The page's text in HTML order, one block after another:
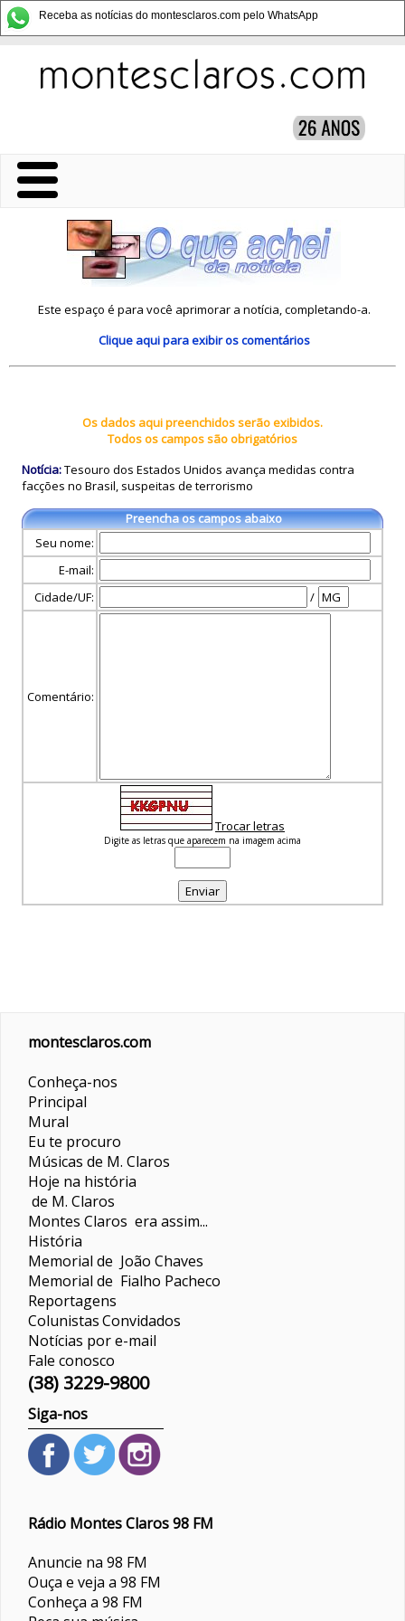
Receba as notícias do montesclaros.com pelo WhatsApp
Este espaço é para você aprimorar a notícia, completando-a.
Clique aquipara exibir os comentários
Os dados aqui preenchidos serão exibidos.
Todos os campos são obrigatórios
Notícia:Tesouro dos Estados Unidos avança medidas contra
facções no Brasil, suspeitas de terrorismo
Preencha os campos abaixo
Seu nome:
E-mail:
Cidade/UF:
/
Comentário:
Trocar letras
Digite as letras que aparecem na imagem acima
montesclaros.com
Conheça-nos
Principal
Mural
Eu te procuro
Músicas de M. Claros
Hoje na história
de M. Claros
Montes Claros era assim...
História
Memorial de João Chaves
Memorial de Fialho Pacheco
Reportagens
ColunistasConvidados
Notícias por e-mail
Fale conosco
(38) 3229-9800
Siga-nos
Rádio Montes Claros 98 FM
Anuncie na 98 FM
Ouça e veja a 98 FM
Conheça a 98 FM